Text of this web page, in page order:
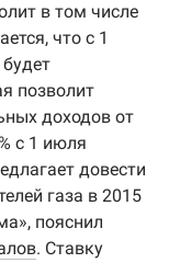
в том числе
что с 1
позволит
доходов от
с 1 июля
довести
газа в 2015
пояснил
. Ставку